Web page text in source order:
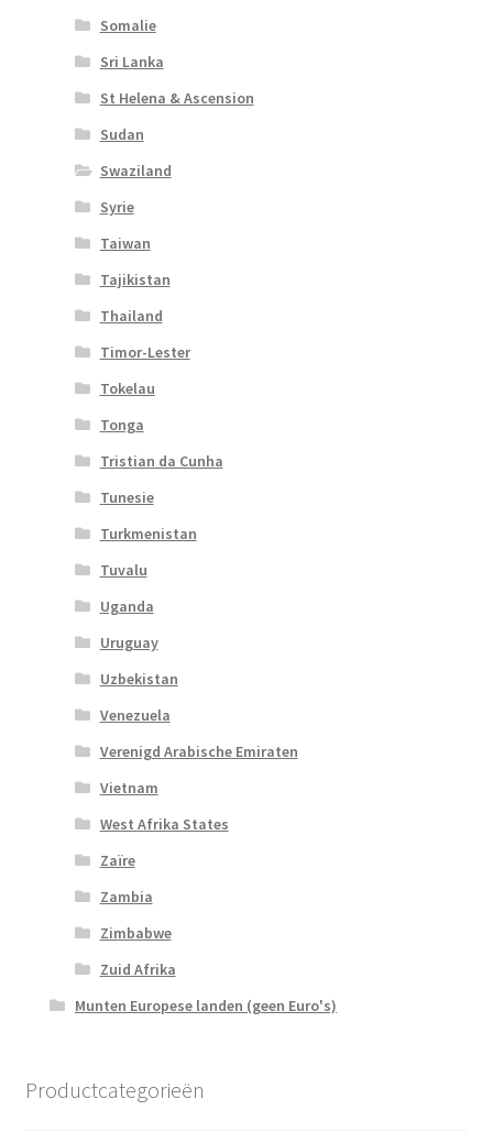
Somalie
Sri Lanka
St Helena & Ascension
Sudan
Swaziland
Syrie
Taiwan
Tajikistan
Thailand
Timor-Lester
Tokelau
Tonga
Tristian da Cunha
Tunesie
Turkmenistan
Tuvalu
Uganda
Uruguay
Uzbekistan
Venezuela
Verenigd Arabische Emiraten
Vietnam
West Afrika States
Zaïre
Zambia
Zimbabwe
Zuid Afrika
Munten Europese landen (geen Euro's)
Productcategorieën